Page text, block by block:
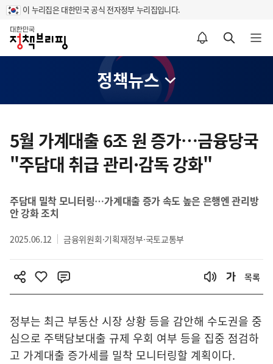
이 누리집은 대한민국 공식 전자정부 누리집입니다.
홈
알림설정 바로가기 검색 바로가기 메뉴 열기
정책뉴스
텐
츠
영
5월 가계대출 6조 원 증가…금융당국
"주담대 취급 관리·감독 강화"
주담대 밀착 모니터링…가계대출 증가 속도 높은 은행엔 관리방
안 강화 조치
2025.06.12 금융위원회·기획재정부·국토교통부
목록
정부는 최근 부동산 시장 상황 등을 감안해 수도권을 중
심으로 주택담보대출 규제 우회 여부 등을 집중 점검하
고 가계대출 증가세를 밀착 모니터링할 계획이다.